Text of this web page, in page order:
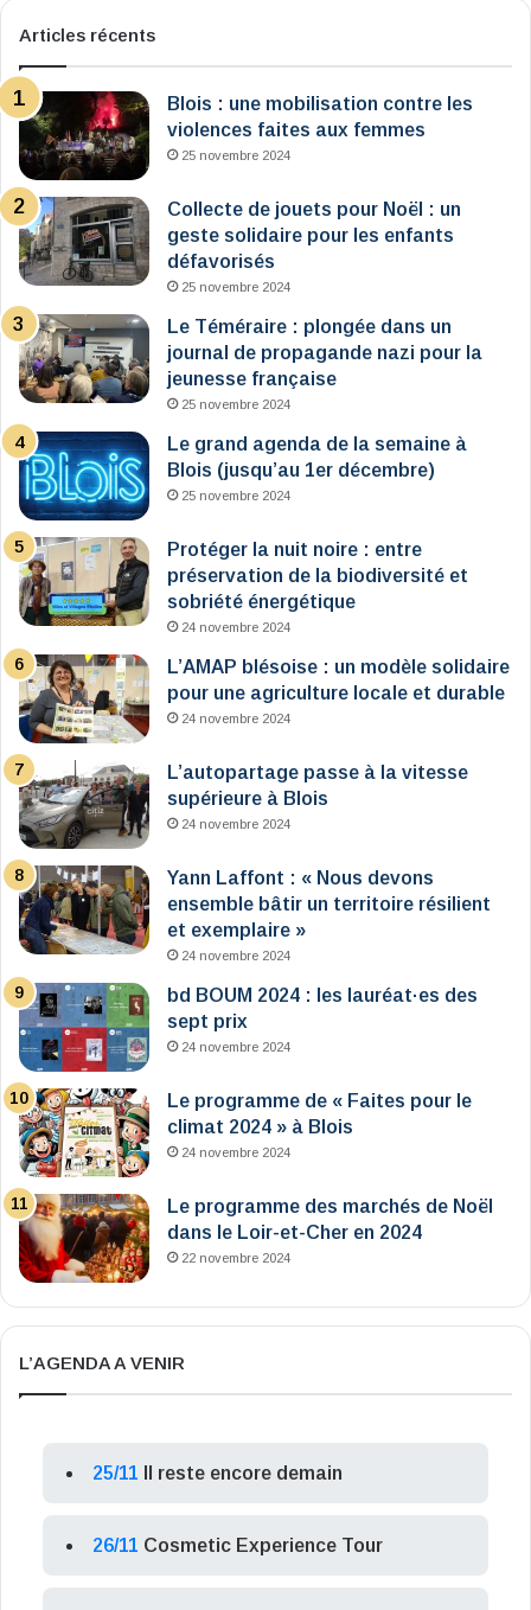
Articles récents
Blois : une mobilisation contre les
violences faites aux femmes
25 novembre 2024
Collecte de jouets pour Noël : un
geste solidaire pour les enfants
défavorisés
25 novembre 2024
Le Téméraire : plongée dans un
journal de propagande nazi pour la
jeunesse française
25 novembre 2024
Le grand agenda de la semaine à
Blois (jusqu’au 1er décembre)
25 novembre 2024
Protéger la nuit noire : entre
préservation de la biodiversité et
sobriété énergétique
24 novembre 2024
L’AMAP blésoise : un modèle solidaire
pour une agriculture locale et durable
24 novembre 2024
L’autopartage passe à la vitesse
supérieure à Blois
24 novembre 2024
Yann Laffont : « Nous devons
ensemble bâtir un territoire résilient
et exemplaire »
24 novembre 2024
bd BOUM 2024 : les lauréat·es des
sept prix
24 novembre 2024
Le programme de « Faites pour le
climat 2024 » à Blois
24 novembre 2024
Le programme des marchés de Noël
dans le Loir-et-Cher en 2024
22 novembre 2024
L’AGENDA A VENIR
25/11 Il reste encore demain
26/11 Cosmetic Experience Tour